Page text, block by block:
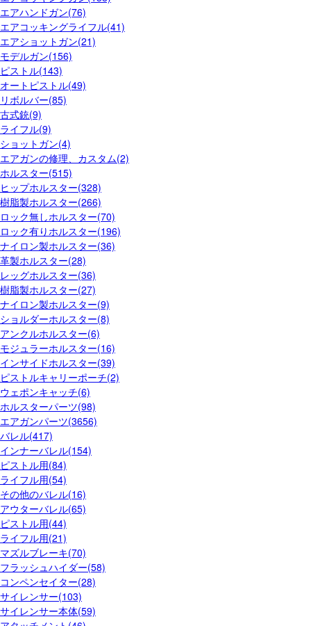
エアハンドガン(76)
エアコッキングライフル(41)
エアショットガン(21)
モデルガン(156)
ピストル(143)
オートピストル(49)
リボルバー(85)
古式銃(9)
ライフル(9)
ショットガン(4)
エアガンの修理、カスタム(2)
ホルスター(515)
ヒップホルスター(328)
樹脂製ホルスター(266)
ロック無しホルスター(70)
ロック有りホルスター(196)
ナイロン製ホルスター(36)
革製ホルスター(28)
レッグホルスター(36)
樹脂製ホルスター(27)
ナイロン製ホルスター(9)
ショルダーホルスター(8)
アンクルホルスター(6)
モジュラーホルスター(16)
インサイドホルスター(39)
ピストルキャリーポーチ(2)
ウェポンキャッチ(6)
ホルスターパーツ(98)
エアガンパーツ(3656)
バレル(417)
インナーバレル(154)
ピストル用(84)
ライフル用(54)
その他のバレル(16)
アウターバレル(65)
ピストル用(44)
ライフル用(21)
マズルブレーキ(70)
フラッシュハイダー(58)
コンペンセイター(28)
サイレンサー(103)
サイレンサー本体(59)